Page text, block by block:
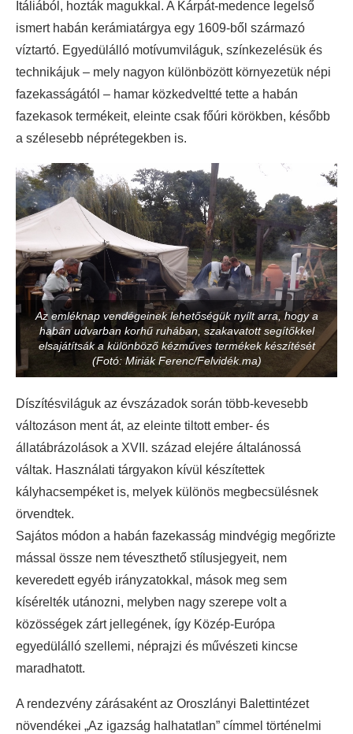
Itáliából, hozták magukkal. A Kárpát-medence legelső
ismert habán kerámiatárgya egy 1609-ből származó
víztartó. Egyedülálló motívumviláguk, színkezelésük és
technikájuk – mely nagyon különbözött környezetük népi
fazekasságától – hamar közkedveltté tette a habán
fazekasok termékeit, eleinte csak főúri körökben, később
a szélesebb néprétegekben is.
Az emléknap vendégeinek lehetőségük nyílt arra, hogy a
habán udvarban korhű ruhában, szakavatott segítőkkel
elsajátítsák a különböző kézműves termékek készítését
(Fotó: Miriák Ferenc/Felvidék.ma)
Díszítésviláguk az évszázadok során több-kevesebb
változáson ment át, az eleinte tiltott ember- és
állatábrázolások a XVII. század elejére általánossá
váltak. Használati tárgyakon kívül készítettek
kályhacsempéket is, melyek különös megbecsülésnek
örvendtek.
Sajátos módon a habán fazekasság mindvégig megőrizte
mással össze nem téveszthető stílusjegyeit, nem
keveredett egyéb irányzatokkal, mások meg sem
kísérelték utánozni, melyben nagy szerepe volt a
közösségek zárt jellegének, így Közép-Európa
egyedülálló szellemi, néprajzi és művészeti kincse
maradhatott.
A rendezvény zárásaként az Oroszlányi Balettintézet
növendékei „Az igazság halhatatlan” címmel történelmi